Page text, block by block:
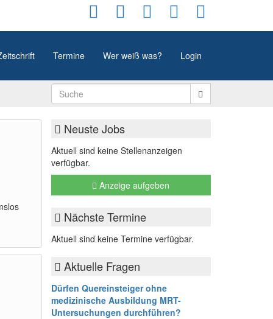
Termine Wer weiß was? Login
Neuste Jobs
Aktuell sind keine Stellenanzeigen
verfügbar.
Anzeige aufgeben
Nächste Termine
Aktuell sind keine Termine verfügbar.
Aktuelle Fragen
Dürfen Quereinsteiger ohne
medizinische Ausbildung MRT-
Untersuchungen durchführen?